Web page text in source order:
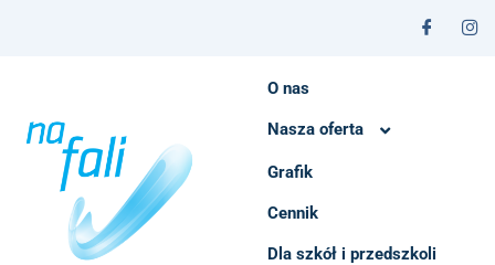
O nas
Nasza oferta
Grafik
Cennik
Dla szkół i przedszkoli